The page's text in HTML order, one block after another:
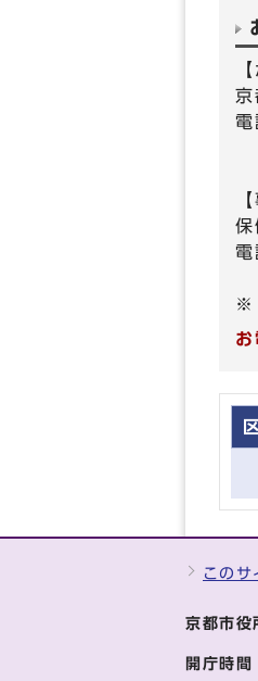
京
保
※
このサ
京都市
開庁時